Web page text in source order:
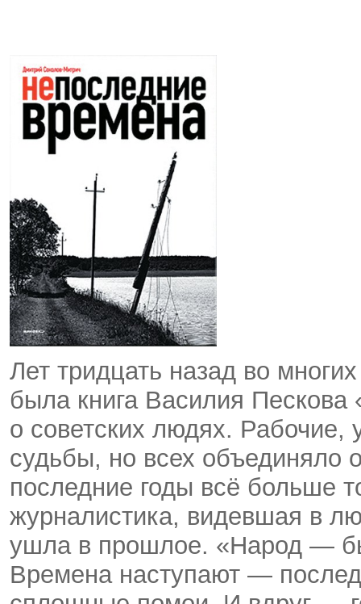
Лет тридцать назад во
была книга Василия
о советских людях.
судьбы, но всех
последние годы всё больше
журналистика, видевшая в
ушла в прошлое. «Народ —
Времена наступают —